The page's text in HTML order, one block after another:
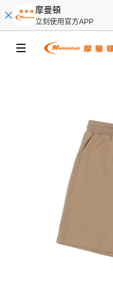
摩曼頓
立刻使用官方APP